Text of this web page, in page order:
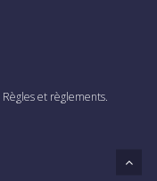
Règles et règlements.